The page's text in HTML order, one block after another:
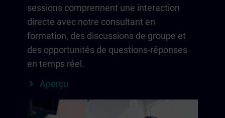
sessions comprennent une interaction
directe avec notre consultant en
formation, des discussions de groupe et
des opportunités de questions-réponses
en temps réel.
Aperçu